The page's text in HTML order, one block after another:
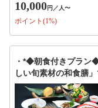
10,000円 ／人〜
ポイント(1%)
・*◆朝食付きプラン
しい旬素材の和食膳